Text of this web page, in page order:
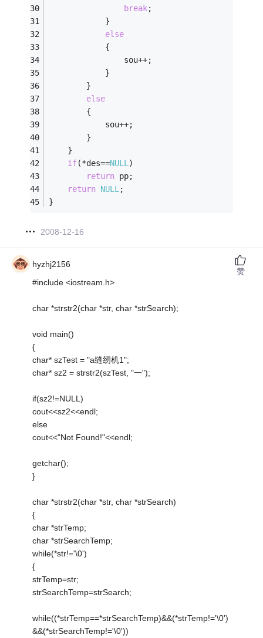
break;
			}
else
			{
				sou++;
			}
		}
else
		{
			sou++;
		}
	}
if(*des==NULL)
return pp;
return NULL;
}
2008-12-16
hyzhj2156
#include <iostream.h>
char *strstr2(char *str, char *strSearch);
void main()
{
char* szTest = "a缝纫机1";
char* sz2 = strstr2(szTest, "一");
if(sz2!=NULL)
cout<<sz2<<endl;
else
cout<<"Not Found!"<<endl;
getchar();
}
char *strstr2(char *str, char *strSearch)
{
char *strTemp;
char *strSearchTemp;
while(*str!='\0')
{
strTemp=str;
strSearchTemp=strSearch;
while((*strTemp==*strSearchTemp)&&(*strTemp!='\0')
&&(*strSearchTemp!='\0'))
赞